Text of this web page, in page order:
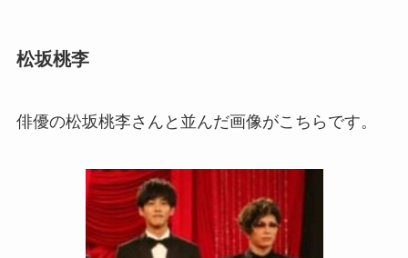
松坂桃李
俳優の松坂桃李さんと並んだ画像がこちらです。